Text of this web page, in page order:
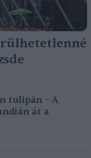
tulipán – A
át a